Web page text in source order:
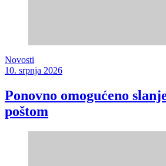
Novosti
10. srpnja 2026
Ponovno omogućeno
poštom